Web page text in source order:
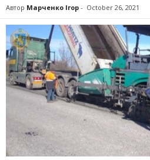
Автор Марченко Ігор - October 26, 2021